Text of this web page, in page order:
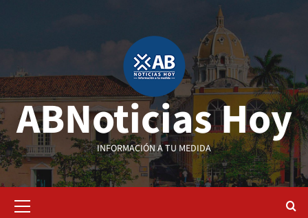
ABNoticias Hoy
INFORMACIÓN A TU MEDIDA
primario